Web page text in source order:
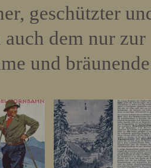
geschützter
dem nur
und